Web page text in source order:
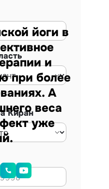
Киран
йоги в
и
при более
А
веса
уже